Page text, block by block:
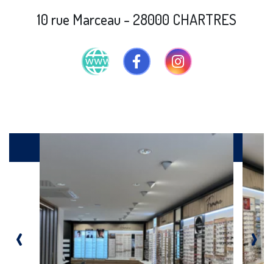
10 rue Marceau - 28000 CHARTRES
Galerie
‹ ›